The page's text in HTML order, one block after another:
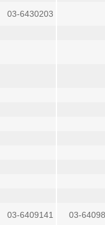
03-6430203
03-
03-6409141